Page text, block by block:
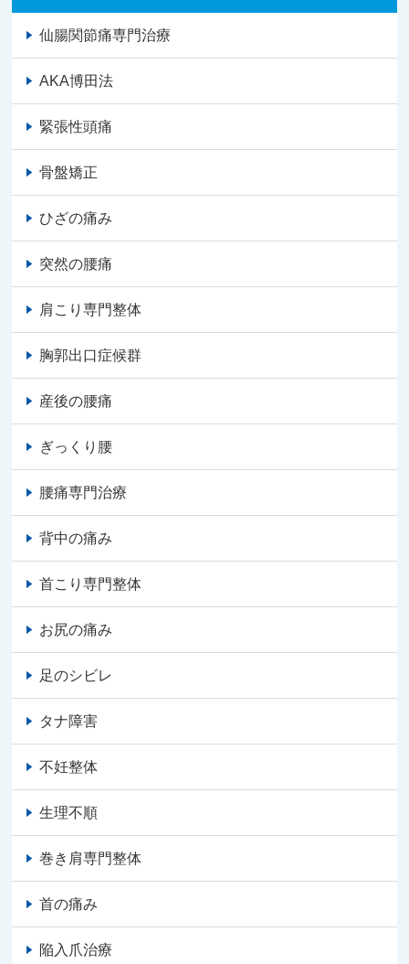
仙腸関節痛専門治療
AKA博田法
緊張性頭痛
骨盤矯正
ひざの痛み
突然の腰痛
肩こり専門整体
胸郭出口症候群
産後の腰痛
ぎっくり腰
腰痛専門治療
背中の痛み
首こり専門整体
お尻の痛み
足のシビレ
タナ障害
不妊整体
生理不順
巻き肩専門整体
首の痛み
陥入爪治療